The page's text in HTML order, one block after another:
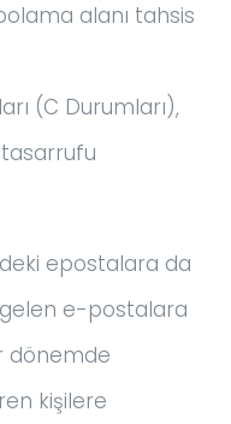
alanı tahsis
(C Durumları),
epostalara da
gelen e-postalara
dönemde
kişilere